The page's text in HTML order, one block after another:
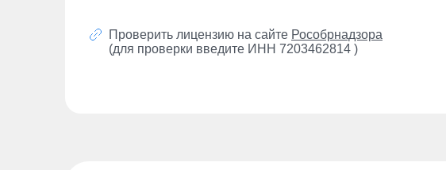
Проверить лицензию на сайте Рособрнадзора
(для проверки введите ИНН 7203462814 )